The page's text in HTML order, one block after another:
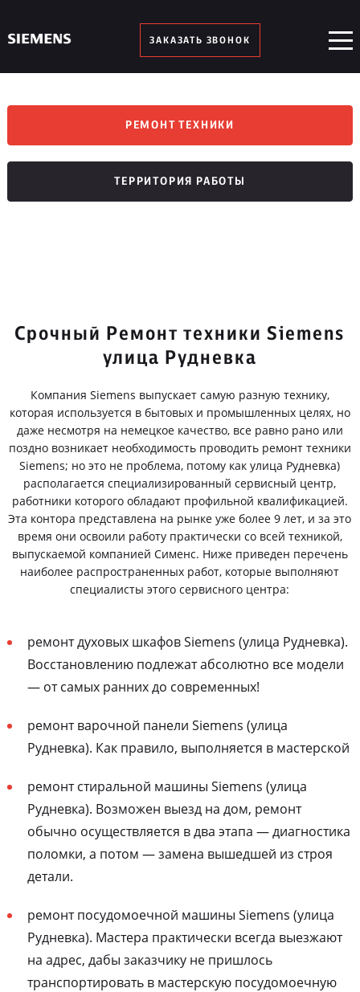
ЗАКАЗАТЬ ЗВОНОК
РЕМОНТ ТЕХНИКИ
ТЕРРИТОРИЯ РАБОТЫ
Срочный Ремонт техники Siemens
улица Рудневка
Компания Siemens выпускает самую разную технику,
которая используется в бытовых и промышленных целях, но
даже несмотря на немецкое качество, все равно рано или
поздно возникает необходимость проводить ремонт техники
Siemens; но это не проблема, потому как улица Рудневка)
располагается специализированный сервисный центр,
работники которого обладают профильной квалификацией.
Эта контора представлена на рынке уже более 9 лет, и за это
время они освоили работу практически со всей техникой,
выпускаемой компанией Сименс. Ниже приведен перечень
наиболее распространенных работ, которые выполняют
специалисты этого сервисного центра:
ремонт духовых шкафов Siemens (улица Рудневка).
Восстановлению подлежат абсолютно все модели
— от самых ранних до современных!
ремонт варочной панели Siemens (улица
Рудневка). Как правило, выполняется в мастерской
ремонт стиральной машины Siemens (улица
Рудневка). Возможен выезд на дом, ремонт
обычно осуществляется в два этапа — диагностика
поломки, а потом — замена вышедшей из строя
детали.
ремонт посудомоечной машины Siemens (улица
Рудневка). Мастера практически всегда выезжают
на адрес, дабы заказчику не пришлось
транспортировать в мастерскую посудомоечную